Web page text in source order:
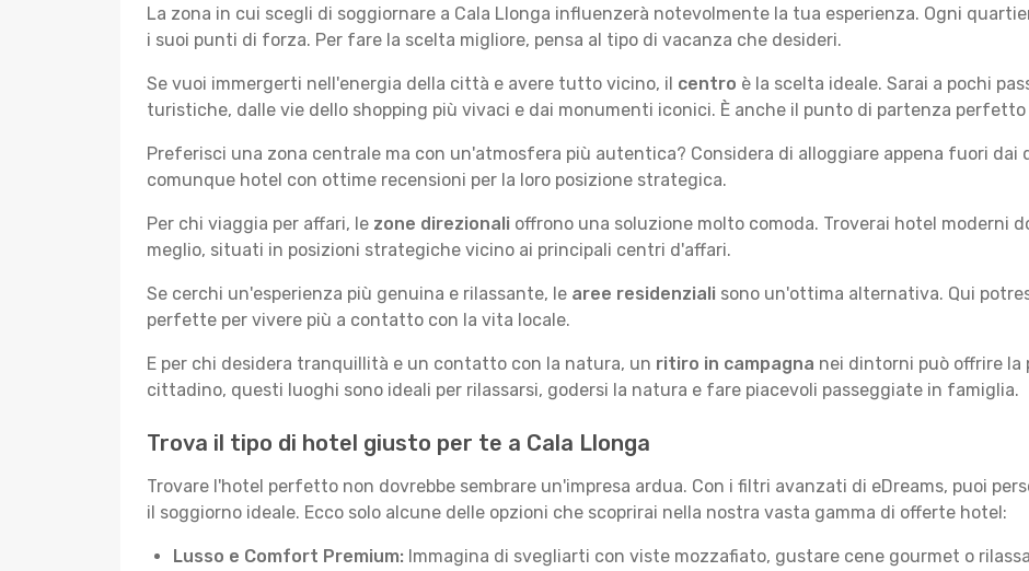
La zona in cui scegli di soggiornare a Cala Llonga influenzerà notevolmente la tua esperienza. Ogni
i suoi punti di forza. Per fare la scelta migliore, pensa al tipo di vacanza che desideri.
Se vuoi immergerti nell'energia della città e avere tutto vicino, il centro è la scelta ideale. Sarai a pochi
turistiche, dalle vie dello shopping più vivaci e dai monumenti iconici. È anche il punto di partenza perfetto
Preferisci una zona centrale ma con un'atmosfera più autentica? Considera di alloggiare appena fuori dai
comunque hotel con ottime recensioni per la loro posizione strategica.
Per chi viaggia per affari, le zone direzionali offrono una soluzione molto comoda. Troverai hotel moderni
meglio, situati in posizioni strategiche vicino ai principali centri d'affari.
Se cerchi un'esperienza più genuina e rilassante, le aree residenziali sono un'ottima alternativa. Qui
perfette per vivere più a contatto con la vita locale.
E per chi desidera tranquillità e un contatto con la natura, un ritiro in campagna nei dintorni può offrire la
cittadino, questi luoghi sono ideali per rilassarsi, godersi la natura e fare piacevoli passeggiate in famiglia.
Trova il tipo di hotel giusto per te a Cala Llonga
Trovare l'hotel perfetto non dovrebbe sembrare un'impresa ardua. Con i filtri avanzati di eDreams, puoi
il soggiorno ideale. Ecco solo alcune delle opzioni che scoprirai nella nostra vasta gamma di offerte hotel:
Lusso e Comfort Premium: Immagina di svegliarti con viste mozzafiato, gustare cene gourmet o